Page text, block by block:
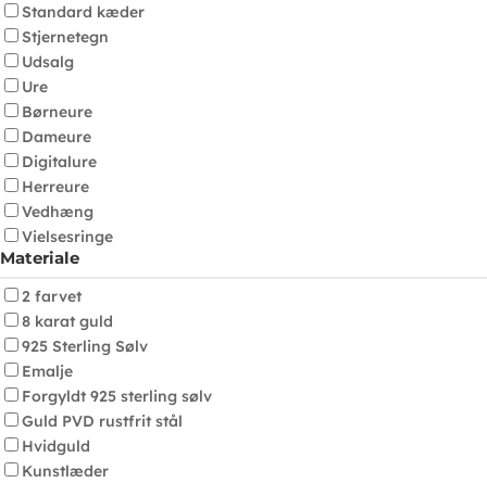
Standard kæder
Stjernetegn
Udsalg
Ure
Børneure
Dameure
Digitalure
Herreure
Vedhæng
Vielsesringe
Materiale
2 farvet
8 karat guld
925 Sterling Sølv
Emalje
Forgyldt 925 sterling sølv
Guld PVD rustfrit stål
Hvidguld
Kunstlæder